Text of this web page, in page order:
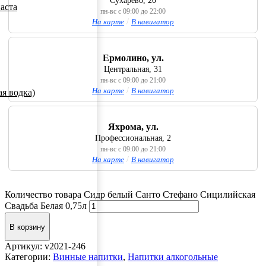
водка)
пн-вс с 09:00 до 22:00
На карте / В навигатор
Ермолино, ул.
Центральная, 31
пн-вс с 09:00 до 21:00
На карте / В навигатор
Яхрома, ул.
Профессиональная, 2
пн-вс с 09:00 до 21:00
На карте / В навигатор
Количество товара Сидр белый Санто Стефано Сицилийская
Свадьба Белая 0,75л
В корзину
Артикул: v2021-246
Категории: Винные напитки, Напитки алкогольные